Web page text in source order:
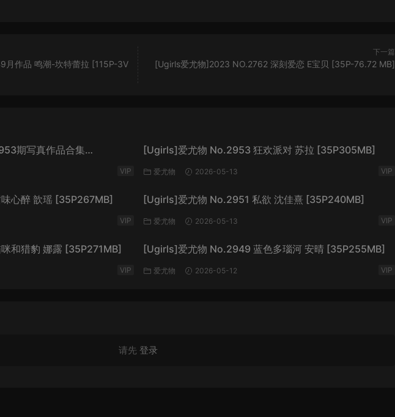
月作品 鸣潮-坎特蕾拉 [115P-3V
下一篇
[Ugirls爱尤物]2023 NO.2762 深刻爱恋 E宝贝 [35P-76.72 MB]
期写真作品合集
VIP
[Ugirls]爱尤物 No.2953 狂欢派对 苏拉 [35P305MB]
爱尤物 2026-05-13 VIP
心醉 歆瑶 [35P267MB]
VIP
[Ugirls]爱尤物 No.2951 私欲 沈佳熹 [35P240MB]
爱尤物 2026-05-13 VIP
和猎豹 娜露 [35P271MB]
VIP
[Ugirls]爱尤物 No.2949 蓝色多瑙河 安晴 [35P255MB]
爱尤物 2026-05-12 VIP
请先 登录